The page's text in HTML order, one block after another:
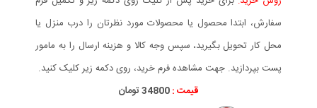
سفارش، ابتدا محصول یا محصولات مورد نظرتان را درب منزل یا
محل کار تحویل بگیرید، سپس وجه کالا و هزینه ارسال را به مامور
پست بپردازید. جهت مشاهده فرم خرید، روی دکمه زیر کلیک کنید.
قیمت :34800 تومان